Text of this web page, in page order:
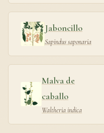
Jaboncillo
Sapindus saponaria
Malva de
caballo
Waltheria indica